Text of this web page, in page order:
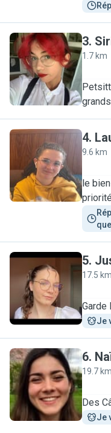
S
3.
1.7 km
L
4.
9.6 km
le
J
5.
17.5 km
Garde
Je
N
6.
19.7 km
Des
Je